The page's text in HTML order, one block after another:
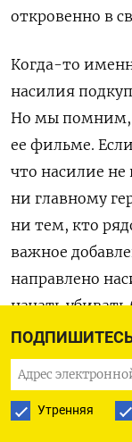
Утренняя
откровенно в
Когда-то
насилия
Но мы помним,
ее фильме.
что насилие не
ни главному
ни тем, кто
важное
направлено
начать
будет
патриотизма. И
не забыть